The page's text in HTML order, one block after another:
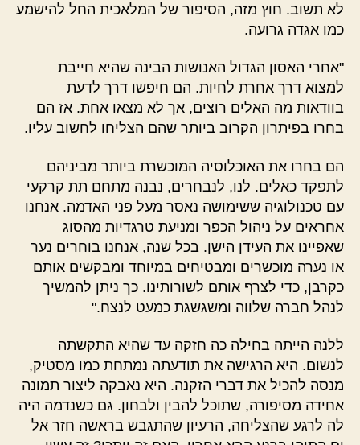
לא תשוב. חוץ מזה, הסיפור של המלאכית החל להישמע
כמו אגדה גרועה.
"אחרי האסון הגדול האנושות הבינה שהיא חייבת
למצוא דרך אחרת לחיות. הם חיפשו דרך לדעת
בוודאות מה האלים רוצים, אך לא מצאו אחת. אז הם
בחרו בפיתרון הקרוב ביותר שהם הצליחו לחשוב עליו.
הם בחרו את האוכלוסיה המוכשרת ביותר מביניהם
לתפקד כאלים. לנו, לנבחרים, נבנה מתחם תת קרקעי
עם טכנולוגיה ששימושה נאסר מעל פני האדמה. אנחנו
אחראים על ניהול הכפר ומניעת טרגדיות מהסוג
שאפיינו את העידן הישן. בכל שנה, אנחנו בוחרים נער
או נערה מוכשרים ומבטיחים במיוחד ומבקשים אותם
כקרבן, כדי לצרף אותם לשורותינו. כך ניתן להמשיך
לנהל חברה שלווה ומשגשגת כמעט לנצח."
ללנה הייתה בחילה כה חזקה עד שהיא התקשתה
לנשום. היא הרגישה את תודעתה נמתחת כמו מסטיק,
מנסה להכיל את דברי הזקנה. היא נאבקה ליצור תמונה
אחידה מסיפורה, שתוכל להבין ולבחון. גם כשנדמה היה
לה לרגע שהצליחה, הרעיון שהתגבש בראשה חזר אל